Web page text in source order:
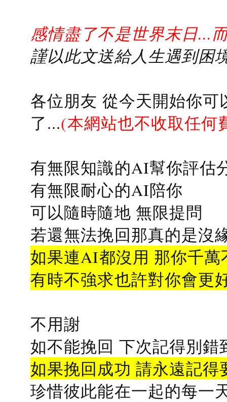
感情盡了不是世界末日...
謹以此文送給人生遇到困
各位朋友 從今天開始你
了...(本網站也不收取任何
有無限知識的AI幫你評估
有無限耐心的AI陪你
可以隨時隨地 無限提問
若還無法挽回那真的是沒
如果連AI都沒用 那你千
有時不強求也許對你會更
不用謝
如不能挽回 下次記得別錯
如果挽回成功 請永遠記得
珍惜彼此能在一起的每一